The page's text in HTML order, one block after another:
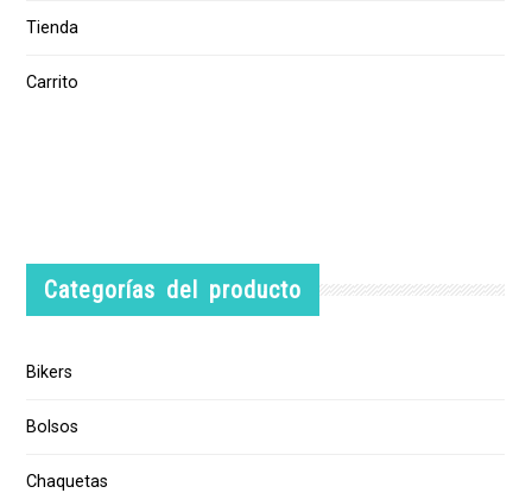
Tienda
Carrito
Categorías del producto
Bikers
Bolsos
Chaquetas